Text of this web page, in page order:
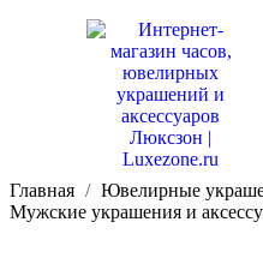
Главная
Ювелирные
Мужские украшения и